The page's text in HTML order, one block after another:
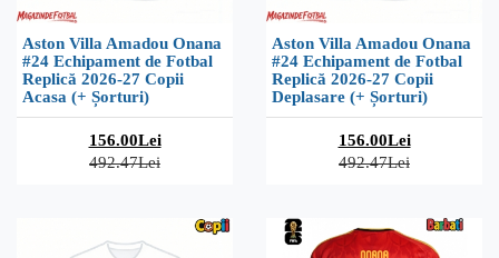
Aston Villa Amadou Onana
#24 Echipament de Fotbal
Replică 2026-27 Copii
Acasa (+ Șorturi)
156.00Lei
492.47Lei
Aston Villa Amadou Onana
#24 Echipament de Fotbal
Replică 2026-27 Copii
Deplasare (+ Șorturi)
156.00Lei
492.47Lei